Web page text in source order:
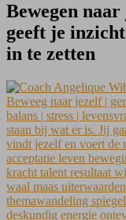
Bewegen
geeft je
in te zetten